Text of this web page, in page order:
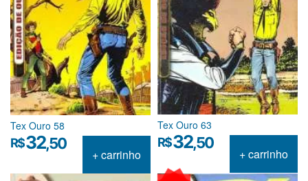
Tex Ouro 58
R$32,50
+ carrinho
Tex Ouro 63
R$32,50
+ carrinho